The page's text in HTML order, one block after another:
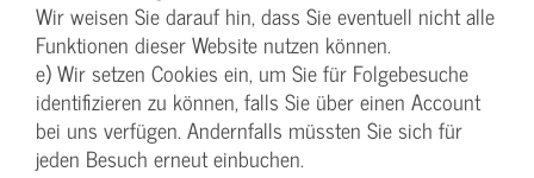
Wir weisen Sie darauf hin, dass Sie eventuell nicht alle
Funktionen dieser Website nutzen können.
e) Wir setzen Cookies ein, um Sie für Folgebesuche
identifizieren zu können, falls Sie über einen Account
bei uns verfügen. Andernfalls müssten Sie sich für
jeden Besuch erneut einbuchen.